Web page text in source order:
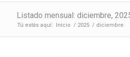
Listado mensual: diciembre,
Tú estás aquí: Inicio / 2025 / diciembre